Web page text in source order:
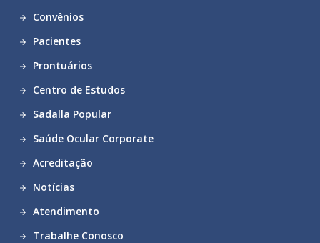
Convênios
Pacientes
Prontuários
Centro de Estudos
Sadalla Popular
Saúde Ocular Corporate
Acreditação
Notícias
Atendimento
Trabalhe Conosco